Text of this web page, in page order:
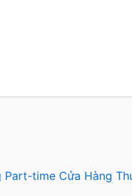
Part-time Cửa Hàng